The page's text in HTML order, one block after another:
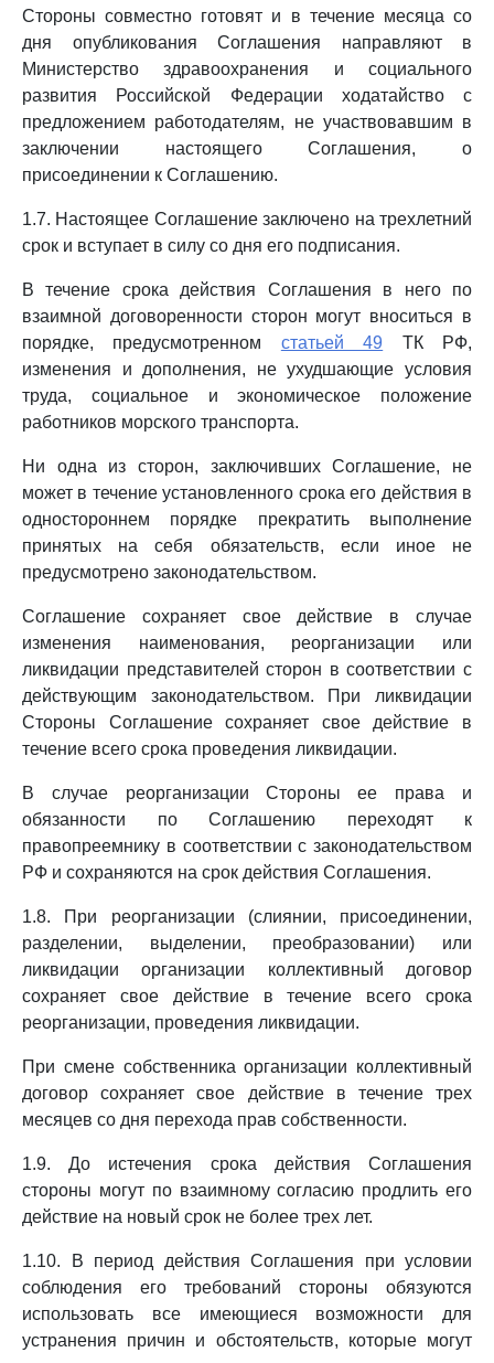
Стороны совместно готовят и в течение месяца со
дня опубликования Соглашения направляют в
Министерство здравоохранения и социального
развития Российской Федерации ходатайство с
предложением работодателям, не участвовавшим в
заключении настоящего Соглашения, о
присоединении к Соглашению.
1.7. Настоящее Соглашение заключено на трехлетний
срок и вступает в силу со дня его подписания.
В течение срока действия Соглашения в него по
взаимной договоренности сторон могут вноситься в
порядке, предусмотренном статьей 49 ТК РФ,
изменения и дополнения, не ухудшающие условия
труда, социальное и экономическое положение
работников морского транспорта.
Ни одна из сторон, заключивших Соглашение, не
может в течение установленного срока его действия в
одностороннем порядке прекратить выполнение
принятых на себя обязательств, если иное не
предусмотрено законодательством.
Соглашение сохраняет свое действие в случае
изменения наименования, реорганизации или
ликвидации представителей сторон в соответствии с
действующим законодательством. При ликвидации
Стороны Соглашение сохраняет свое действие в
течение всего срока проведения ликвидации.
В случае реорганизации Стороны ее права и
обязанности по Соглашению переходят к
правопреемнику в соответствии с законодательством
РФ и сохраняются на срок действия Соглашения.
1.8. При реорганизации (слиянии, присоединении,
разделении, выделении, преобразовании) или
ликвидации организации коллективный договор
сохраняет свое действие в течение всего срока
реорганизации, проведения ликвидации.
При смене собственника организации коллективный
договор сохраняет свое действие в течение трех
месяцев со дня перехода прав собственности.
1.9. До истечения срока действия Соглашения
стороны могут по взаимному согласию продлить его
действие на новый срок не более трех лет.
1.10. В период действия Соглашения при условии
соблюдения его требований стороны обязуются
использовать все имеющиеся возможности для
устранения причин и обстоятельств, которые могут